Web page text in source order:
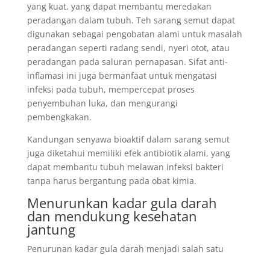
yang kuat, yang dapat membantu meredakan
peradangan dalam tubuh. Teh sarang semut dapat
digunakan sebagai pengobatan alami untuk masalah
peradangan seperti radang sendi, nyeri otot, atau
peradangan pada saluran pernapasan. Sifat anti-
inflamasi ini juga bermanfaat untuk mengatasi
infeksi pada tubuh, mempercepat proses
penyembuhan luka, dan mengurangi
pembengkakan.
Kandungan senyawa bioaktif dalam sarang semut
juga diketahui memiliki efek antibiotik alami, yang
dapat membantu tubuh melawan infeksi bakteri
tanpa harus bergantung pada obat kimia.
Menurunkan kadar gula darah
dan mendukung kesehatan
jantung
Penurunan kadar gula darah menjadi salah satu